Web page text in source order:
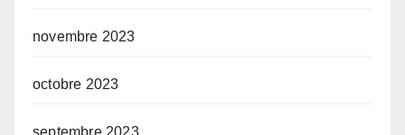
novembre 2023
octobre 2023
septembre 2023